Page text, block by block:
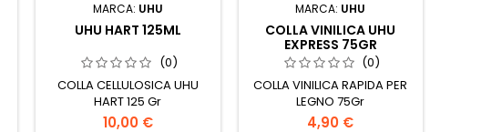
MARCA: UHU
UHU HART 125ML
(0)
COLLA CELLULOSICA UHU
HART 125 Gr
10,00 €
MARCA: UHU
COLLA VINILICA UHU
EXPRESS 75GR
(0)
COLLA VINILICA RAPIDA PER
LEGNO 75Gr
4,90 €